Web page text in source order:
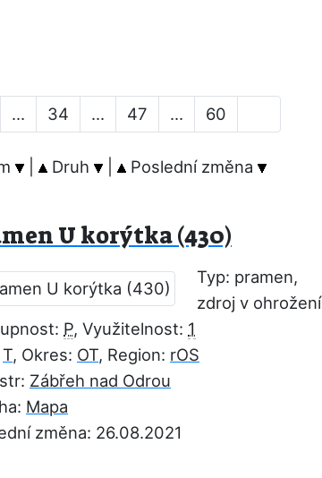
... 34 ... 47 ... 60
Druh Poslední změna
U korýtka (430)
Typ: pramen,
zdroj v ohrožení
P, Využitelnost: 1
T, Okres: OT, Region: rOS
Zábřeh nad Odrou
Mapa
změna: 26.08.2021